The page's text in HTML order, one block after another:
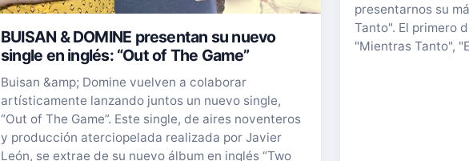
BUISAN & DOMINE presentan su nuevo
single en inglés: “Out of The Game”
Buisan &amp; Domine vuelven a colaborar
artísticamente lanzando juntos un nuevo single,
“Out of The Game”. Este single, de aires noventeros
y producción aterciopelada realizada por Javier
León, se extrae de su nuevo álbum en inglés “Two
presentarnos su
Tanto". El primero
"Mientras Tanto",